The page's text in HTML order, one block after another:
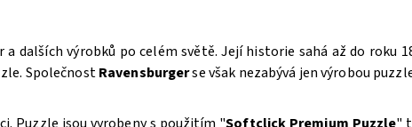
dalších výrobků po celém světě. Její historie sahá až do roku
SpolečnostRavensburgerse však nezabývá jen výrobou